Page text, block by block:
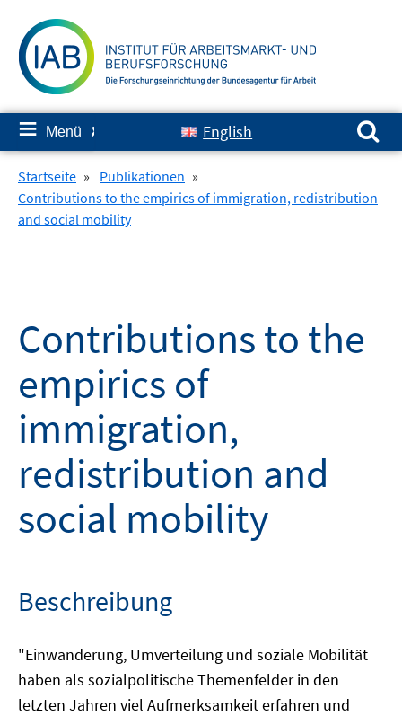
zum
Inhalt
≡ Menü ✘ English
Suchen nach:
Startseite » Publikationen »
Contributions to the empirics of immigration, redistribution
and social mobility
Contributions to the
empirics of
immigration,
redistribution and
social mobility
Beschreibung
"Einwanderung, Umverteilung und soziale Mobilität
haben als sozialpolitische Themenfelder in den
letzten Jahren viel Aufmerksamkeit erfahren und